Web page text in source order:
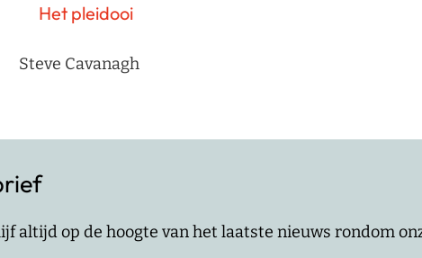
Het pleidooi
Steve Cavanagh
altijd op de hoogte van het laatste nieuws rondom